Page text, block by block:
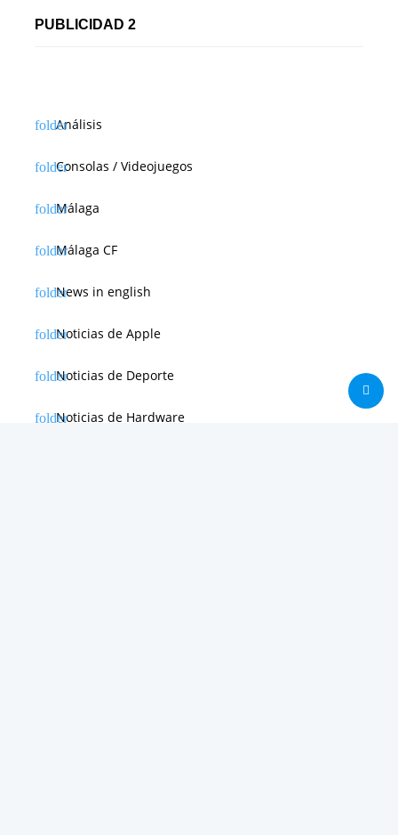
PUBLICIDAD 2
Análisis
Consolas / Videojuegos
Málaga
Málaga CF
News in english
Noticias de Apple
Noticias de Deporte
Noticias de Hardware